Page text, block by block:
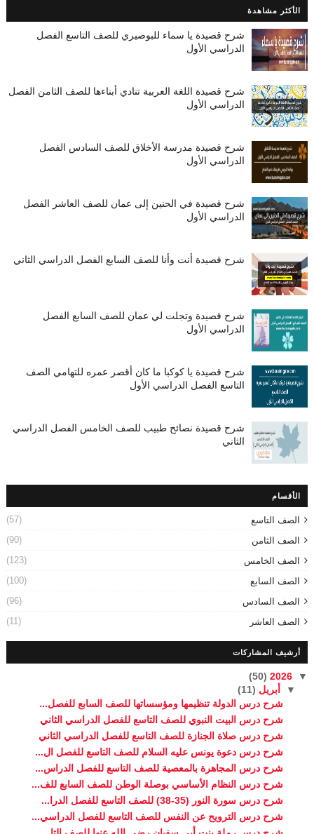
الأكثر مشاهدة
شرح قصيدة يا سماء للبوصيري للصف التاسع الفصل
الدراسي الأول
شرح قصيدة اللغة العربية تنادي أبناءها للصف الثامن الفصل
الدراسي الأول
شرح قصيدة مدرسة الأخلاق للصف السادس الفصل
الدراسي الأول
شرح قصيدة في الحنين إلى عمان للصف العاشر الفصل
الدراسي الأول
شرح قصيدة أنت وأنا للصف السابع الفصل الدراسي الثاني
شرح قصيدة وتجلت لي عمان للصف السابع الفصل
الدراسي الأول
شرح قصيدة يا كوكبا ما كان أقصر عمره للتهامي الصف
التاسع الفصل الدراسي الأول
شرح قصيدة نصائح طبيب للصف الخامس الفصل الدراسي
الثاني
الأقسام
الصف التاسع
(57)
الصف الثامن
(90)
الصف الخامس
(123)
الصف السابع
(100)
الصف السادس
(96)
الصف العاشر
(11)
أرشيف المشاركات
▼
2026
(50)
▼
أبريل (11)
شرح درس الدولة تنظيمها ومؤسساتها للصف السابع للفصل...
شرح درس البيت النبوي للصف التاسع للفصل الدراسي الثاني
شرح درس صلاة الجنازة للصف التاسع للفصل الدراسي الثاني
شرح درس دعوة يونس عليه السلام للصف التاسع للفصل ال...
شرح درس المجاهرة بالمعصية للصف التاسع للفصل الدراس...
شرح درس النظام الأساسي بوصلة الوطن للصف السابع للف...
شرح درس سورة النور (35-38) للصف التاسع للفصل الدرا...
شرح درس الترويح عن النفس للصف التاسع للفصل الدراسي...